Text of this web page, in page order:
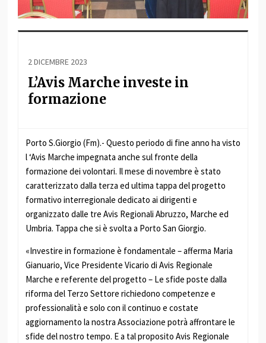
2 DICEMBRE 2023
L’Avis Marche investe in
formazione
Porto S.Giorgio (Fm).- Questo periodo di fine anno ha visto
l ‘Avis Marche impegnata anche sul fronte della
formazione dei volontari. Il mese di novembre è stato
caratterizzato dalla terza ed ultima tappa del progetto
formativo interregionale dedicato ai dirigenti e
organizzato dalle tre Avis Regionali Abruzzo, Marche ed
Umbria. Tappa che si è svolta a Porto San Giorgio.
«Investire in formazione è fondamentale – afferma Maria
Gianuario, Vice Presidente Vicario di Avis Regionale
Marche e referente del progetto – Le sfide poste dalla
riforma del Terzo Settore richiedono competenze e
professionalità e solo con il continuo e costate
aggiornamento la nostra Associazione potrà affrontare le
sfide del nostro tempo. E a tal proposito Avis Regionale